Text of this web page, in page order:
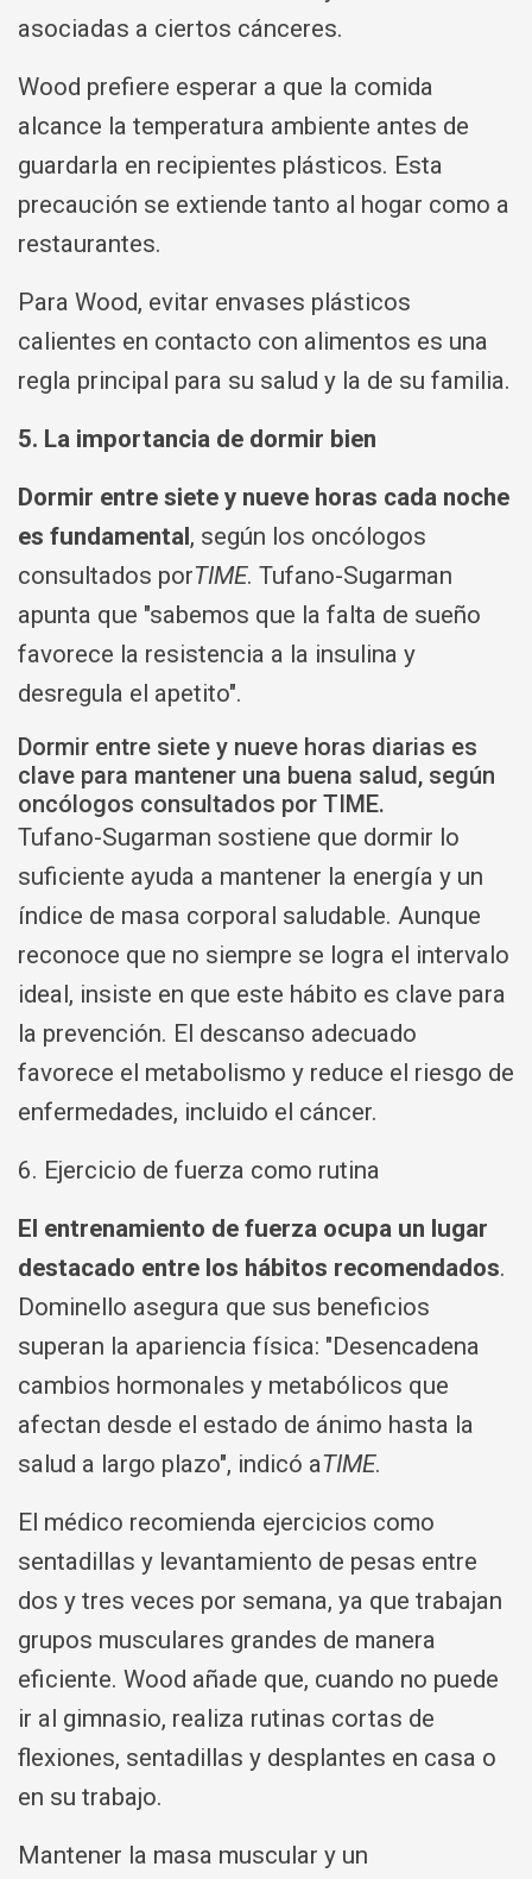
asociadas a ciertos cánceres.
Wood prefiere esperar a que la comida
alcance la temperatura ambiente antes de
guardarla en recipientes plásticos. Esta
precaución se extiende tanto al hogar como a
restaurantes.
Para Wood, evitar envases plásticos
calientes en contacto con alimentos es una
regla principal para su salud y la de su familia.
5. La importancia de dormir bien
Dormir entre siete y nueve horas cada noche
es fundamental, según los oncólogos
consultados porTIME. Tufano-Sugarman
apunta que "sabemos que la falta de sueño
favorece la resistencia a la insulina y
desregula el apetito".
Dormir entre siete y nueve horas diarias es
clave para mantener una buena salud, según
oncólogos consultados por TIME.
Tufano-Sugarman sostiene que dormir lo
suficiente ayuda a mantener la energía y un
índice de masa corporal saludable. Aunque
reconoce que no siempre se logra el intervalo
ideal, insiste en que este hábito es clave para
la prevención. El descanso adecuado
favorece el metabolismo y reduce el riesgo de
enfermedades, incluido el cáncer.
6. Ejercicio de fuerza como rutina
El entrenamiento de fuerza ocupa un lugar
destacado entre los hábitos recomendados.
Dominello asegura que sus beneficios
superan la apariencia física: "Desencadena
cambios hormonales y metabólicos que
afectan desde el estado de ánimo hasta la
salud a largo plazo", indicó aTIME.
El médico recomienda ejercicios como
sentadillas y levantamiento de pesas entre
dos y tres veces por semana, ya que trabajan
grupos musculares grandes de manera
eficiente. Wood añade que, cuando no puede
ir al gimnasio, realiza rutinas cortas de
flexiones, sentadillas y desplantes en casa o
en su trabajo.
Mantener la masa muscular y un